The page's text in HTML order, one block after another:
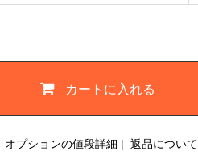
カートに入れる
オプションの値段詳細 | 返品について